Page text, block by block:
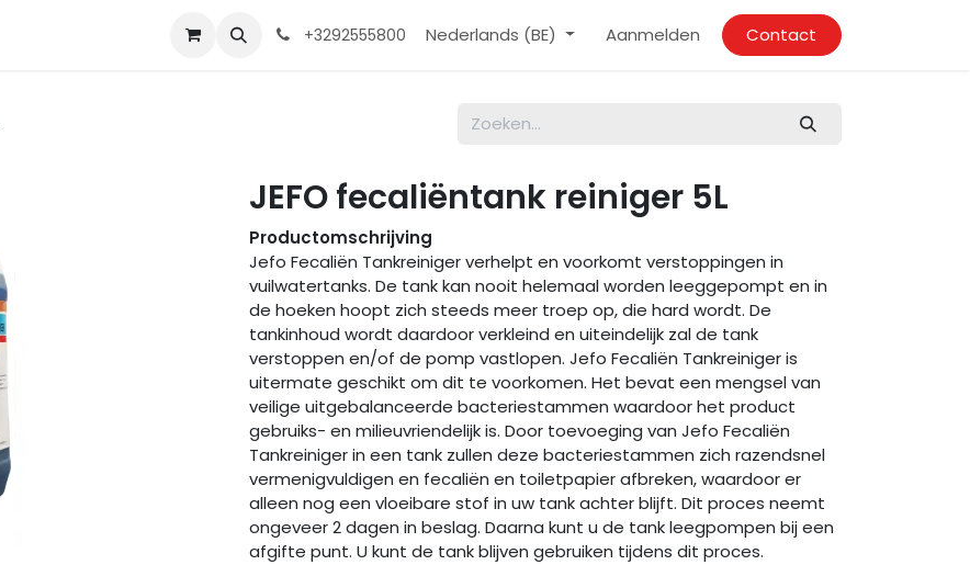
+3292555800 Nederlands (BE) Aanmelden Contact
JEFO fecaliëntank reiniger 5L
Productomschrijving
Jefo Fecaliën Tankreiniger verhelpt en voorkomt verstoppingen in
vuilwatertanks. De tank kan nooit helemaal worden leeggepompt en in
de hoeken hoopt zich steeds meer troep op, die hard wordt. De
tankinhoud wordt daardoor verkleind en uiteindelijk zal de tank
verstoppen en/of de pomp vastlopen. Jefo Fecaliën Tankreiniger is
uitermate geschikt om dit te voorkomen. Het bevat een mengsel van
veilige uitgebalanceerde bacteriestammen waardoor het product
gebruiks- en milieuvriendelijk is. Door toevoeging van Jefo Fecaliën
Tankreiniger in een tank zullen deze bacteriestammen zich razendsnel
vermenigvuldigen en fecaliën en toiletpapier afbreken, waardoor er
alleen nog een vloeibare stof in uw tank achter blijft. Dit proces neemt
ongeveer 2 dagen in beslag. Daarna kunt u de tank leegpompen bij een
afgifte punt. U kunt de tank blijven gebruiken tijdens dit proces.